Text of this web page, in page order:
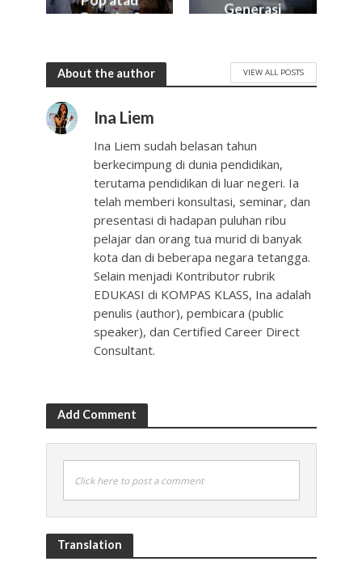
Gamelan?
Generasi
About the author VIEW ALL POSTS
Ina Liem
Ina Liem sudah belasan tahun
berkecimpung di dunia pendidikan,
terutama pendidikan di luar negeri. Ia
telah memberi konsultasi, seminar, dan
presentasi di hadapan puluhan ribu
pelajar dan orang tua murid di banyak
kota dan di beberapa negara tetangga.
Selain menjadi Kontributor rubrik
EDUKASI di KOMPAS KLASS, Ina adalah
penulis (author), pembicara (public
speaker), dan Certified Career Direct
Consultant.
Add Comment
Click here to post a comment
Translation